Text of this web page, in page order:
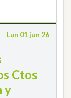
Lun 01 jun 26
Ctos
y